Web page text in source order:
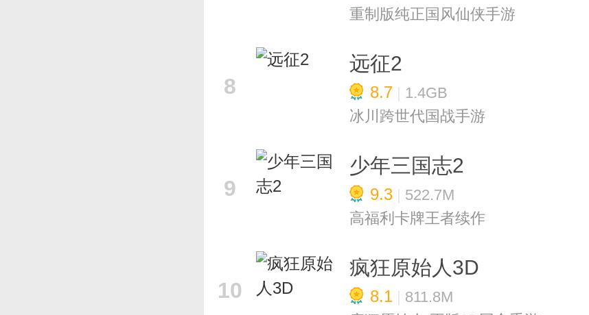
重制版纯正国风仙侠手游
8
远征2
8.7 | 1.4GB
冰川跨世代国战手游
9
少年三国志2
9.3 | 522.7M
高福利卡牌王者续作
10
疯狂原始人3D
8.1 | 811.8M